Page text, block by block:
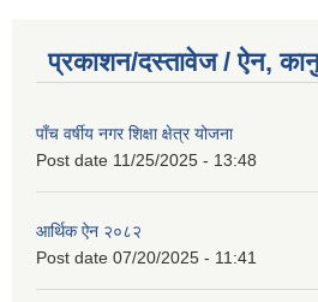
प्रकाशन/दस्तावेज / ऐन,
पाँच वर्षीय नगर शिक्षा क्षेत्र योजना
Post date 11/25/2025 - 13:48
आर्थिक ऐन २०८२
Post date 07/20/2025 - 11:41